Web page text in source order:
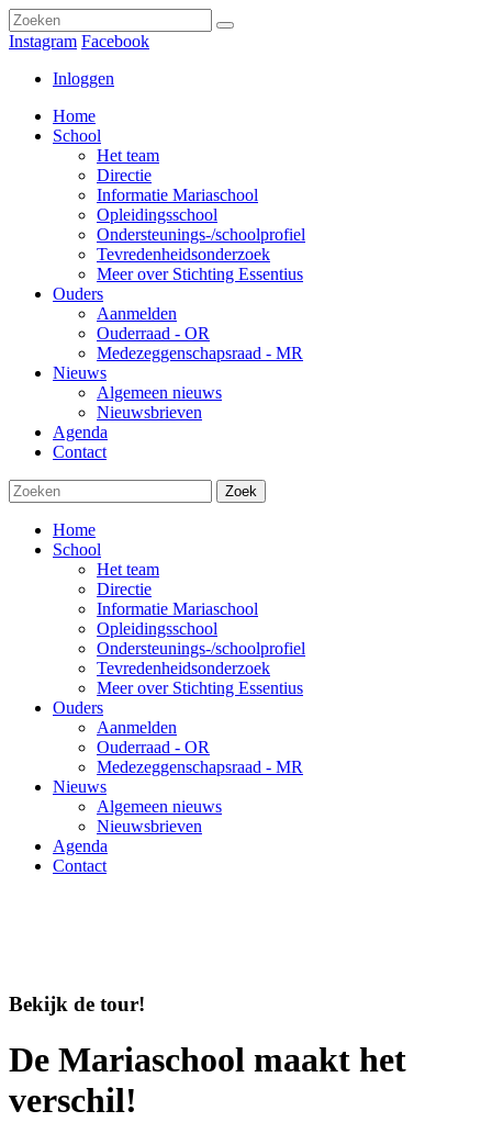
Instagram Facebook
Inloggen
Home
School
Het team
Directie
Informatie Mariaschool
Opleidingsschool
Ondersteunings-/schoolprofiel
Tevredenheidsonderzoek
Meer over Stichting Essentius
Ouders
Aanmelden
Ouderraad - OR
Medezeggenschapsraad - MR
Nieuws
Algemeen nieuws
Nieuwsbrieven
Agenda
Contact
Zoek
Home
School
Het team
Directie
Informatie Mariaschool
Opleidingsschool
Ondersteunings-/schoolprofiel
Tevredenheidsonderzoek
Meer over Stichting Essentius
Ouders
Aanmelden
Ouderraad - OR
Medezeggenschapsraad - MR
Nieuws
Algemeen nieuws
Nieuwsbrieven
Agenda
Contact
Bekijk de tour!
De Mariaschool maakt het
verschil!